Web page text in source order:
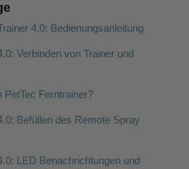
4.0: Bedienungsanleitung
Verbinden von Trainer und
PetTec Ferntrainer?
Befüllen des Remote Spray
LED Benachrichtungen und